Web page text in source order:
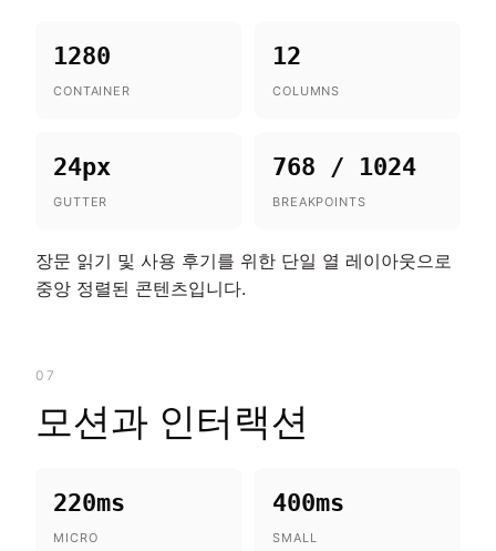
1280
CONTAINER
12
COLUMNS
24px
GUTTER
768 / 1024
BREAKPOINTS
장문 읽기 및 사용 후기를 위한 단일 열 레이아웃으로
중앙 정렬된 콘텐츠입니다.
07
모션과 인터랙션
220ms
MICRO
400ms
SMALL